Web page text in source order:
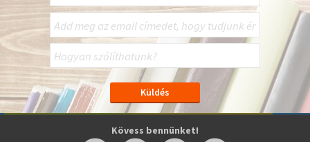
Kövess bennünket!